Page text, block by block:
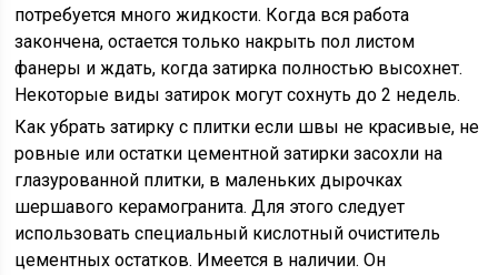
потребуется много жидкости. Когда вся работа
закончена, остается только накрыть пол листом
фанеры и ждать, когда затирка полностью высохнет.
Некоторые виды затирок могут сохнуть до 2 недель.
Как убрать затирку с плитки если швы не красивые, не
ровные или остатки цементной затирки засохли на
глазурованной плитки, в маленьких дырочках
шершавого керамогранита. Для этого следует
использовать специальный кислотный очиститель
цементных остатков. Имеется в наличии. Он